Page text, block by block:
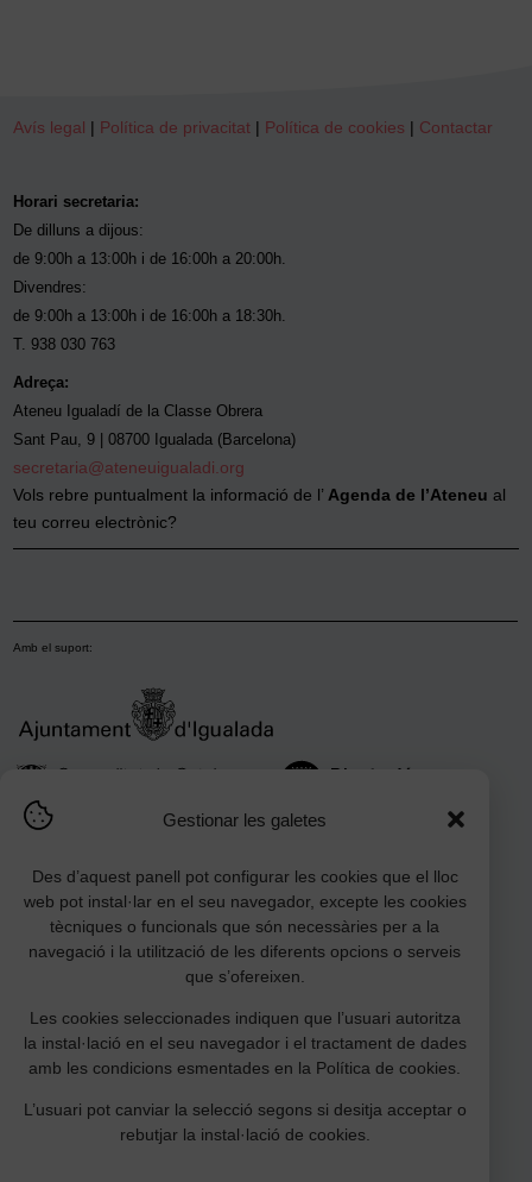
Gestionar les galetes
Des d’aquest panell pot configurar les cookies que el lloc
web pot instal·lar en el seu navegador, excepte les cookies
tècniques o funcionals que són necessàries per a la
navegació i la utilització de les diferents opcions o serveis
que s’ofereixen.
Les cookies seleccionades indiquen que l’usuari autoritza
la instal·lació en el seu navegador i el tractament de dades
amb les condicions esmentades en la Política de cookies.
L’usuari pot canviar la selecció segons si desitja acceptar o
rebutjar la instal·lació de cookies.
Avís legal | Política de privacitat | Política de cookies | Contactar
Horari secretaria:
De dilluns a dijous:
de 9:00h a 13:00h i de 16:00h a 20:00h.
Divendres:
de 9:00h a 13:00h i de 16:00h a 18:30h.
T. 938 030 763
Adreça:
Ateneu Igualadí de la Classe Obrera
Sant Pau, 9 | 08700 Igualada (Barcelona)
secretaria@ateneuigualadi.org
Vols rebre puntualment la informació de l’ Agenda de l’Ateneu al
teu correu electrònic?
Amb el suport:
Amb la col·laboració: